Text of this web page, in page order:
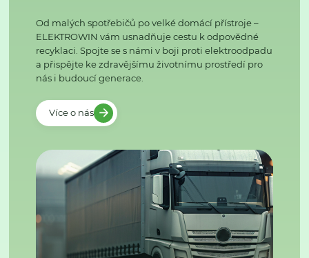
Od malých spotřebičů po velké domácí přístroje –
ELEKTROWIN vám usnadňuje cestu k odpovědné
recyklaci. Spojte se s námi v boji proti elektroodpadu
a přispějte ke zdravějšímu životnímu prostředí pro
nás i budoucí generace.
Více o nás